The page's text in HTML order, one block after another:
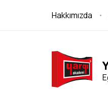
Hakkımızda